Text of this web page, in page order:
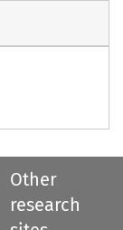
Other
research